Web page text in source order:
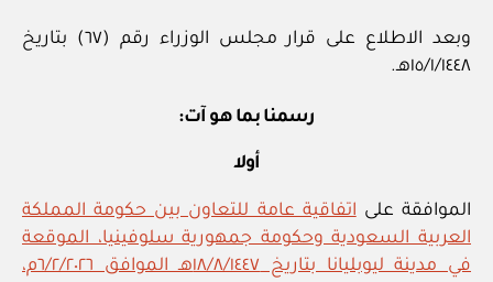
وبعد الاطلاع على قرار مجلس الوزراء رقم (٦٧) بتاريخ
١٥/١/١٤٤٨هـ.
رسمنا بما هو آت:
أولا
الموافقة علىاتفاقية عامة للتعاون بين حكومة المملكة
العربية السعودية وحكومة جمهورية سلوفينيا، الموقعة
في مدينة ليوبليانا بتاريخ ١٨/٨/١٤٤٧هـ الموافق ٦/٢/٢٠٢٦م،